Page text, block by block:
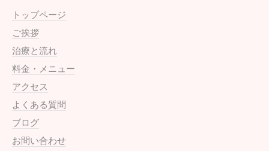
トップページ
ご挨拶
治療と流れ
料金・メニュー
アクセス
よくある質問
ブログ
お問い合わせ